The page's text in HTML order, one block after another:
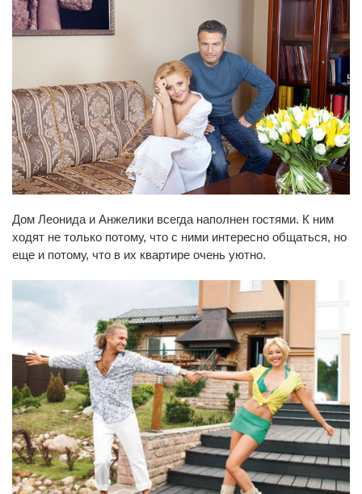
Дом Леонида и Анжелики всегда наполнен гостями. К ним
ходят не только потому, что с ними интересно общаться, но
еще и потому, что в их квартире очень уютно.